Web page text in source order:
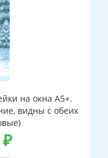
на окна А5+.
видны с обеих
₽